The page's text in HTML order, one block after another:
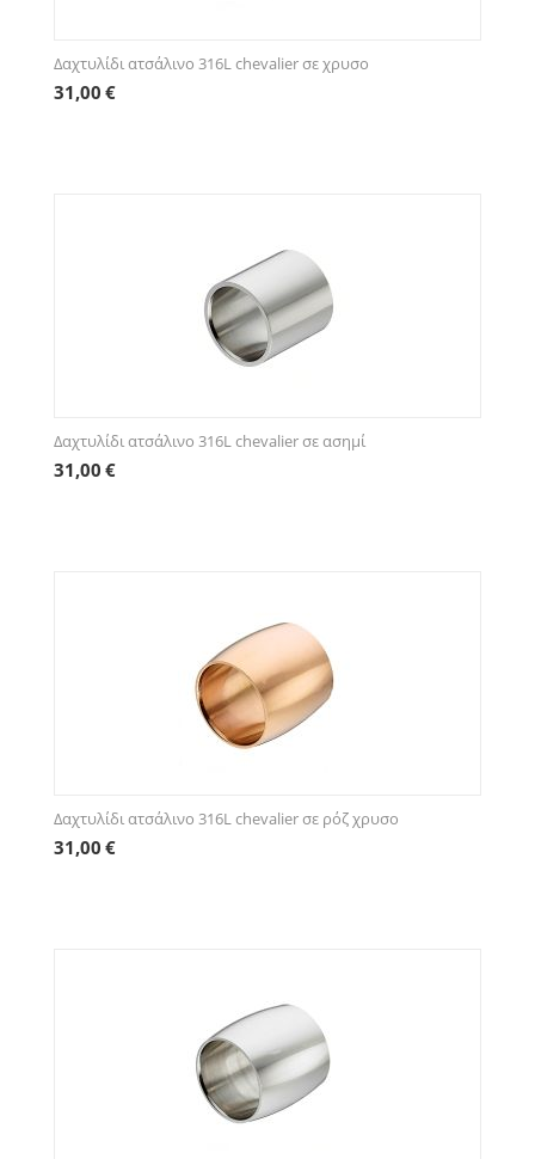
Δαχτυλίδι ατσάλινο 316L chevalier σε χρυσο
31,00 €
Δαχτυλίδι ατσάλινο 316L chevalier σε ασημί
31,00 €
Δαχτυλίδι ατσάλινο 316L chevalier σε ρόζ χρυσο
31,00 €